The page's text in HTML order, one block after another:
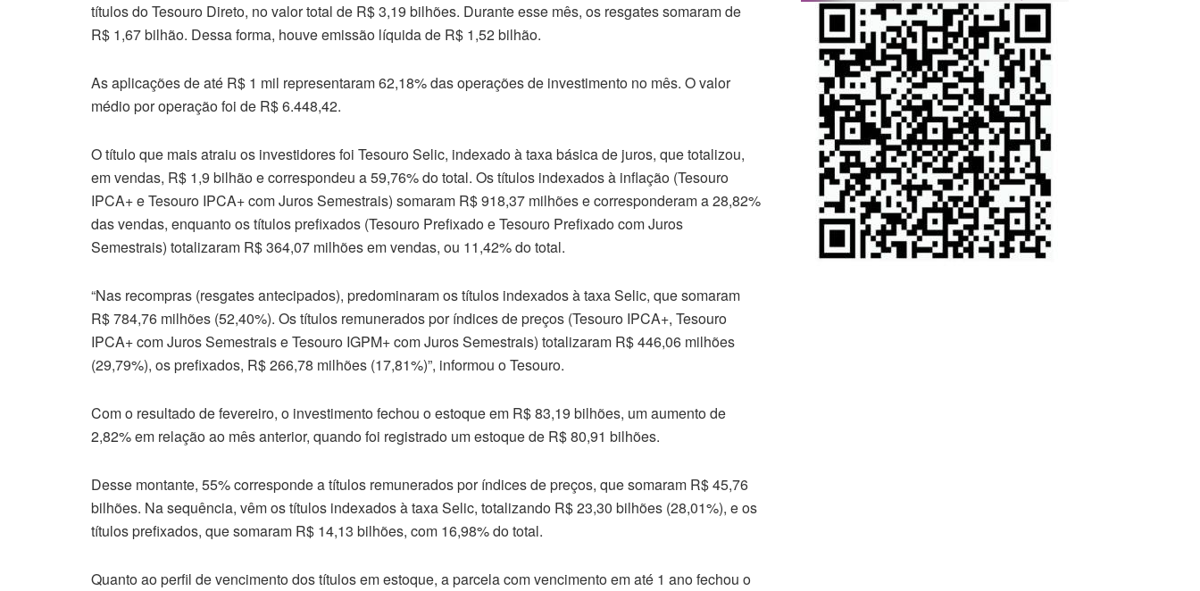
títulos do Tesouro Direto, no valor total de R$ 3,19 bilhões. Durante esse mês, os resgates somaram de
R$ 1,67 bilhão. Dessa forma, houve emissão líquida de R$ 1,52 bilhão.
As aplicações de até R$ 1 mil representaram 62,18% das operações de investimento no mês. O valor
médio por operação foi de R$ 6.448,42.
O título que mais atraiu os investidores foi Tesouro Selic, indexado à taxa básica de juros, que totalizou,
em vendas, R$ 1,9 bilhão e correspondeu a 59,76% do total. Os títulos indexados à inflação (Tesouro
IPCA+ e Tesouro IPCA+ com Juros Semestrais) somaram R$ 918,37 milhões e corresponderam a 28,82%
das vendas, enquanto os títulos prefixados (Tesouro Prefixado e Tesouro Prefixado com Juros
Semestrais) totalizaram R$ 364,07 milhões em vendas, ou 11,42% do total.
“Nas recompras (resgates antecipados), predominaram os títulos indexados à taxa Selic, que somaram
R$ 784,76 milhões (52,40%). Os títulos remunerados por índices de preços (Tesouro IPCA+, Tesouro
IPCA+ com Juros Semestrais e Tesouro IGPM+ com Juros Semestrais) totalizaram R$ 446,06 milhões
(29,79%), os prefixados, R$ 266,78 milhões (17,81%)”, informou o Tesouro.
Com o resultado de fevereiro, o investimento fechou o estoque em R$ 83,19 bilhões, um aumento de
2,82% em relação ao mês anterior, quando foi registrado um estoque de R$ 80,91 bilhões.
Desse montante, 55% corresponde a títulos remunerados por índices de preços, que somaram R$ 45,76
bilhões. Na sequência, vêm os títulos indexados à taxa Selic, totalizando R$ 23,30 bilhões (28,01%), e os
títulos prefixados, que somaram R$ 14,13 bilhões, com 16,98% do total.
Quanto ao perfil de vencimento dos títulos em estoque, a parcela com vencimento em até 1 ano fechou o